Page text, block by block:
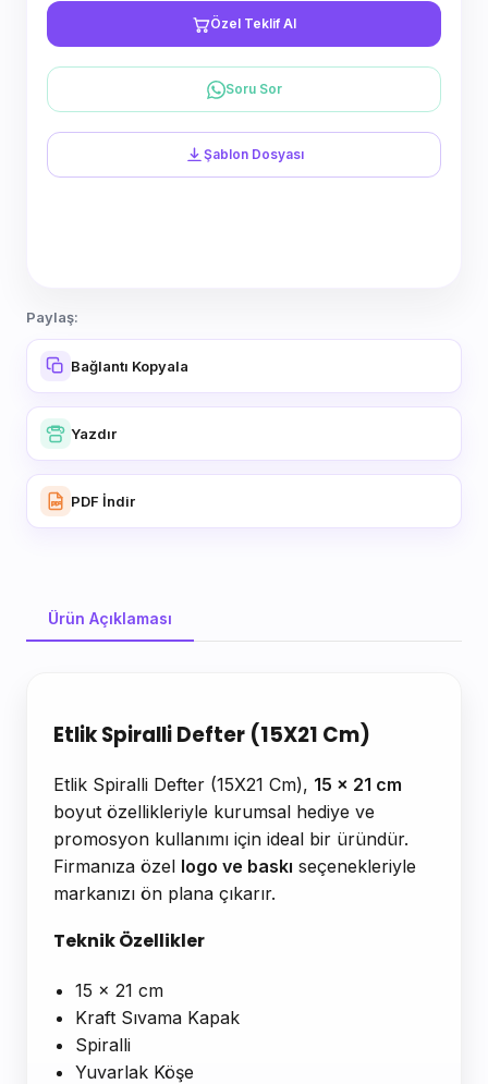
Özel Teklif Al
Soru Sor
Şablon Dosyası
Paylaş:
Bağlantı Kopyala
Yazdır
PDF İndir
Ürün Açıklaması
Etlik Spiralli Defter (15X21 Cm)
Etlik Spiralli Defter (15X21 Cm), 15 x 21 cm
boyut özellikleriyle kurumsal hediye ve
promosyon kullanımı için ideal bir üründür.
Firmanıza özel logo ve baskı seçenekleriyle
markanızı ön plana çıkarır.
Teknik Özellikler
15 x 21 cm
Kraft Sıvama Kapak
Spiralli
Yuvarlak Köşe